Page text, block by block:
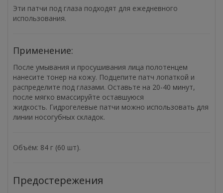
Эти патчи под глаза подходят для ежедневного
использования.
Применение:
После умывания и просушивания лица полотенцем
нанесите тонер на кожу. Подцепите патч лопаткой и
распределите под глазами. Оставьте на 20-40 минут,
после мягко вмассируйте оставшуюся
жидкость. Гидрогелевые патчи можно использовать для
линии носогубных складок.
Объём: 84 г (60 шт).
Предостережения